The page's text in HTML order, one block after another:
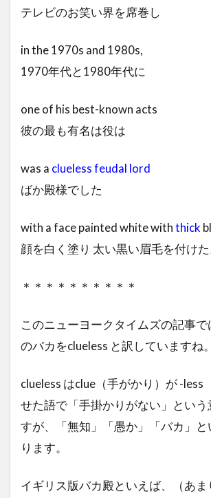
テレビのお笑い界を席巻し
in the 1970s and 1980s,
1970年代と1980年代に
one of his best-known acts
彼の最も有名は役は
was a cluelessfeudal lord
ばか殿様でした
with a face painted white withthick
顔を白く塗り 太い黒い眉毛を付けた
＊＊＊＊＊＊＊＊＊＊
このニューヨークタイムズの記事で
のバカをclueless と訳していますね。
clueless はclue（手がかり）が -less
せた語で「手掛かりがない」という
すが、「無知」「愚か」「バカ」
ります。
イギリス版バカ殿といえば、（あ